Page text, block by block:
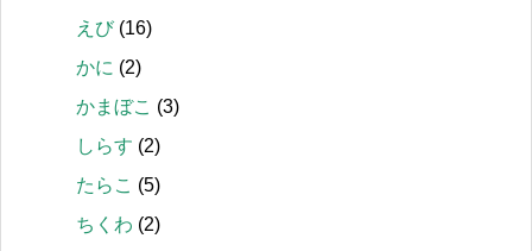
えび(16)
かに (2)
かまぼこ (3)
しらす (2)
たらこ (5)
ちくわ (2)